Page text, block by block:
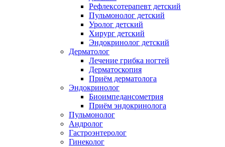
Рефлексотерапевт детский
Пульмонолог детский
Уролог детский
Хирург детский
Эндокринолог детский
Дерматолог
Лечение грибка ногтей
Дерматоскопия
Приём дерматолога
Эндокринолог
Биоимпедансометрия
Приём эндокринолога
Пульмонолог
Андролог
Гастроэнтеролог
Гинеколог